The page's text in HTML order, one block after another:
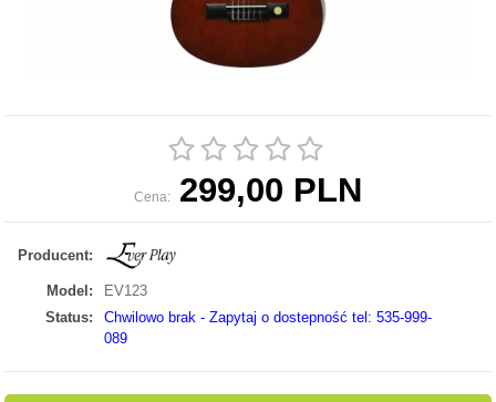
Cena: 299,00 PLN
Producent:
Model:
EV123
Status:
Chwilowo brak - Zapytaj o dostepność tel: 535-999-
089